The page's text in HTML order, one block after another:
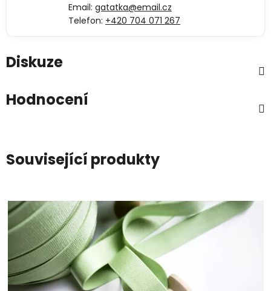
Email: gatatka@email.cz
Telefon: +420 704 071 267
Diskuze
Hodnocení
Související produkty